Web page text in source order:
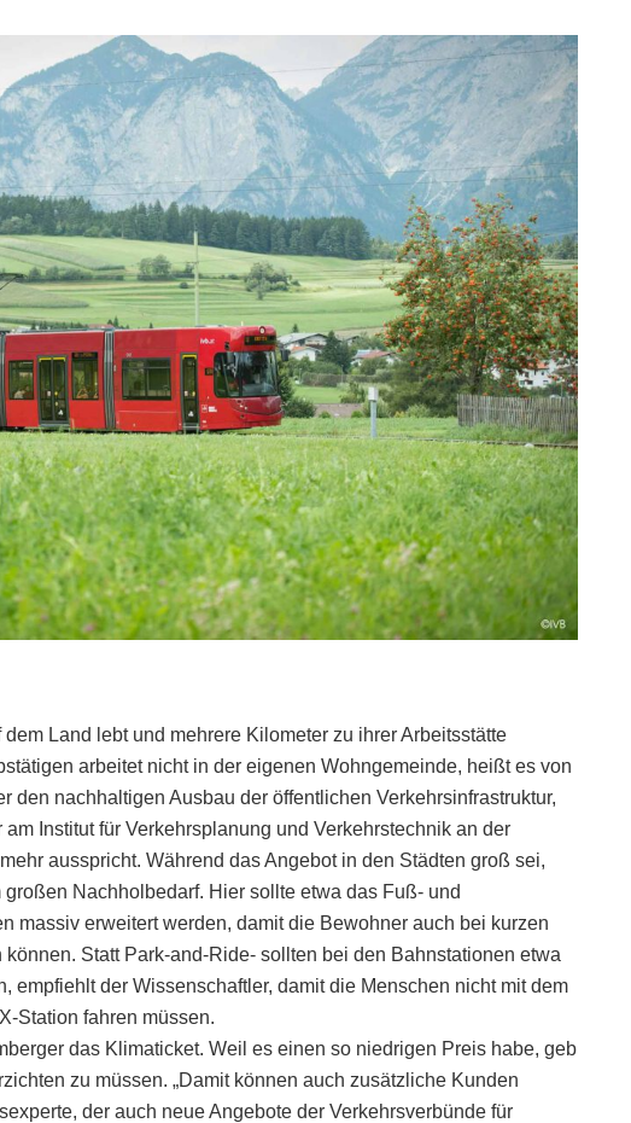
Land lebt und mehrere Kilometer zu ihrer Arbeitsstätte
arbeitet nicht in der eigenen Wohngemeinde, heißt es von
den nachhaltigen Ausbau der öffentlichen Verkehrsinfrastruktur,
Institut für Verkehrsplanung und Verkehrstechnik an der
ausspricht. Während das Angebot in den Städten groß sei,
Nachholbedarf. Hier sollte etwa das Fuß- und
massiv erweitert werden, damit die Bewohner auch bei kurzen
Statt Park-and-Ride- sollten bei den Bahnstationen etwa
empfiehlt der Wissenschaftler, damit die Menschen nicht mit dem
Station fahren müssen.
das Klimaticket. Weil es einen so niedrigen Preis habe, geb
zu müssen. „Damit können auch zusätzliche Kunden
der auch neue Angebote der Verkehrsverbünde für